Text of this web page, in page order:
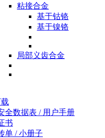
粘接合金
基于钴铬
基于镍铬
局部义齿合金
全数据表 / 用户手册
书
单 / 小册子